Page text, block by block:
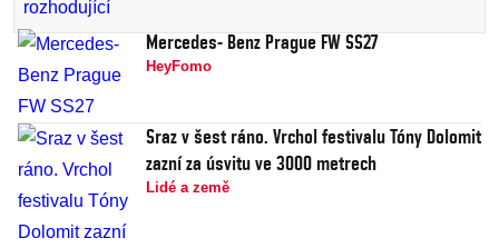
Mercedes- Benz Prague FW SS27
HeyFomo
Sraz v šest ráno. Vrchol festivalu Tóny Dolomit
zazní za úsvitu ve 3000 metrech
Lidé a země